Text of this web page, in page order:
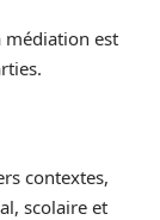
médiation est
contextes,
scolaire et